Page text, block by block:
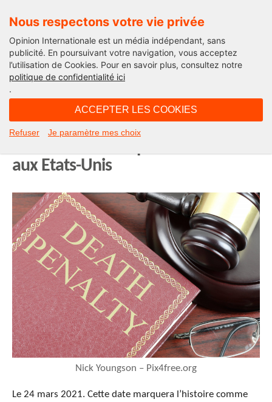
Nous respectons votre vie privée
Opinion Internationale est un média indépendant, sans
publicité. En poursuivant votre navigation, vous acceptez
l’utilisation de Cookies. Pour en savoir plus, consultez notre
politique de confidentialité ici
.
ACCEPTER LES COOKIES
Refuser Je paramètre mes choix
Abolir la peine de mort
La Virginie est le premier Etat
aux Etats-Unis
Nick Youngson – Pix4free.org
Le 24 mars 2021. Cette date marquera l’histoire comme